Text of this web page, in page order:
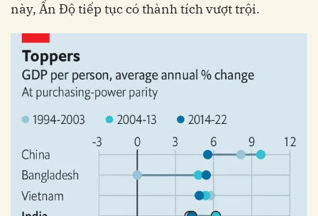
này, Ấn Độ tiếp tục có thành tích vượt trội.